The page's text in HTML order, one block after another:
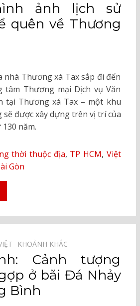
ảnh lịch sử
quên về Thương
nhà Thương xá Tax sắp đi đến
Thương mại Dịch vụ Văn
tại Thương xá Tax – một khu
sẽ được xây dựng trên vị trí của
năm.
thời thuộc địa, TP HCM, Việt
Gòn
KHOẢNH KHẮC⠀
Cảnh tượng
ở bãi Đá Nhảy
Bình